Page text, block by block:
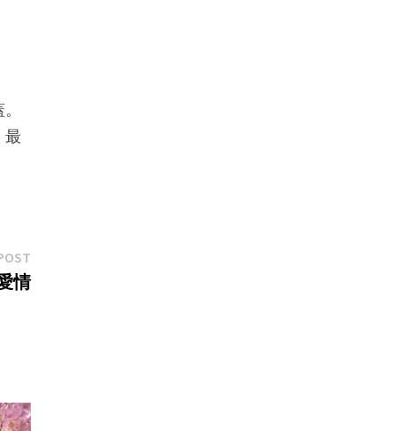
最
Next
post:
情